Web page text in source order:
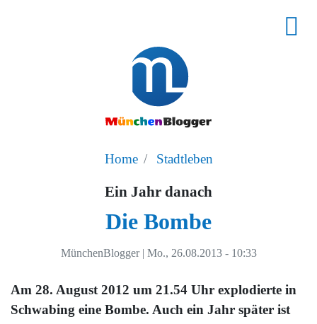
Home Stadtleben
Ein Jahr danach
Die Bombe
MünchenBlogger | Mo., 26.08.2013 - 10:33
Am 28. August 2012 um 21.54 Uhr explodierte in
Schwabing eine Bombe. Auch ein Jahr später ist